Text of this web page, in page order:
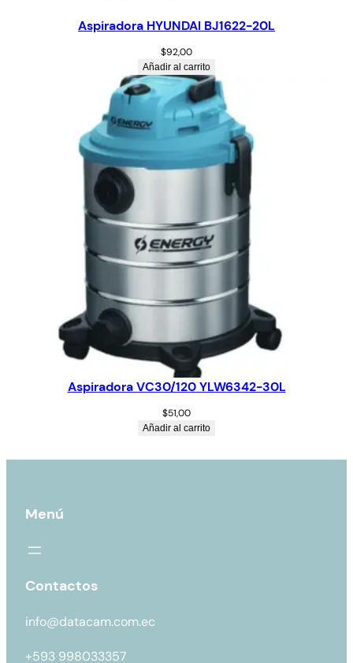
Aspiradora HYUNDAI BJ1622-20L
$92,00
Añadir al carrito
Aspiradora VC30/120 YLW6342-30L
$51,00
Añadir al carrito
Menú
Contactos
info@datacam.com.ec
+593 998033357